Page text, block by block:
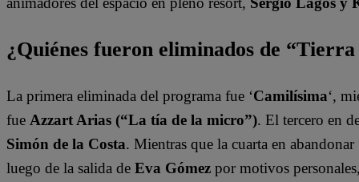
¿Quiénes fueron eliminados de
La primera eliminada del programa fue ‘Camilísima‘,
fue Azzart Arias (“La tía de la micro”). El tercero en
Simón de la Costa. Mientras que la cuarta en abandonar
luego de la salida de Eva Gómez por motivos